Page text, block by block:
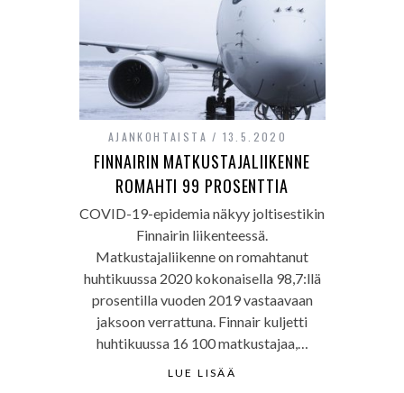
AJANKOHTAISTA 13.5.2020
FINNAIRIN MATKUSTAJALIIKENNE
ROMAHTI 99 PROSENTTIA
COVID-19-epidemia näkyy joltisestikin
Finnairin liikenteessä.
Matkustajaliikenne on romahtanut
huhtikuussa 2020 kokonaisella 98,7:llä
prosentilla vuoden 2019 vastaavaan
jaksoon verrattuna. Finnair kuljetti
huhtikuussa 16 100 matkustajaa,…
LUE LISÄÄ